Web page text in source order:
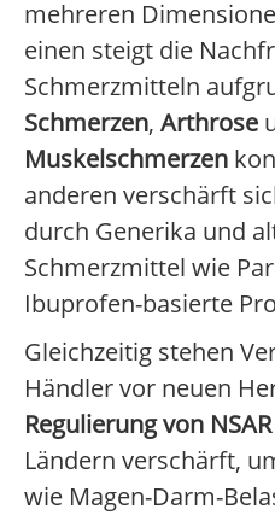
mehreren
einen steigt die
Schmerzmitteln
Schmerzen, Arthrose
Muskelschmerzen
anderen verschärft
durch Generika und
Schmerzmittel wie
Ibuprofen-basierte
Gleichzeitig stehen
Händler vor neuen
Regulierung von NSAR
Ländern verschärft,
wie Magen-Darm-